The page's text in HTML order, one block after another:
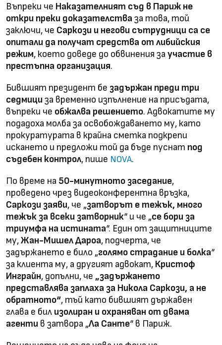
Въпреки че Наказателният съд в Париж не
откри преки доказателства за това, той
заключи, че Саркози и негови сътрудници са се
опитали да получат средства от либийския
режим, което доведе до обвинения за участие в
престъпна организация.
Бившият президент бе задържан преди три
седмици за временно изпълнение на присъдата,
въпреки че обжалва решението. Адвокатите му
подадоха молба за освобождаването му, като
прокуратурата в крайна сметка подкрепи
искането и предложи той да бъде пуснат под
съдебен контрол, пише NOVA.
По време на 50-минутното заседание,
проведено чрез видеоконферентна връзка,
Саркози заяви, че „затворът е тежък, много
тежък за всеки затворник“ и че „се бори за
триумфа на истината“. Един от защитниците
му,Жан-Мишел Дароа, подчерта, че
задържането е било „голямо страдание и болка“
за клиента му, а другият адвокат, Кристоф
Инграйн, допълни, че „задържането
представлява заплаха за Никола Саркози, а не
обратното“, тъй като бившият държавен
глава е бил изолиран и охраняван от двама
агенти в затвора „Ла Санте“ в Париж.